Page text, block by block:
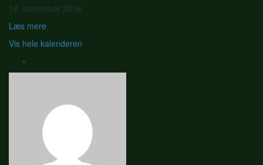
delvist
18. november 2016
Læs mere
Vis hele kalenderen